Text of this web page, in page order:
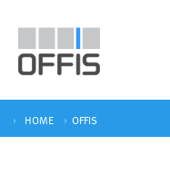
HOME OFFIS